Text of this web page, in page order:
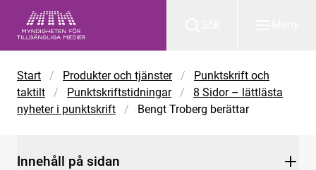
Start / Produkter och tjänster /
Punktskrift och
taktilt
/ Punktskriftstidningar /
8 Sidor – lättlästa
nyheter i punktskrift
/ Bengt Troberg berättar
Innehåll på sidan